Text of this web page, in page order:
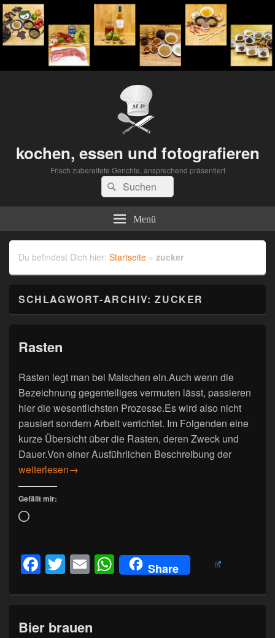
kochen, essen und fotografieren
Frisch zubereitete Gerichte, ansprechend präsentiert
Suchen
nach:
Suchen
Menü
Du befindest Dich hier: Startseite » zucker
SCHLAGWORT-ARCHIV:ZUCKER
Rasten
Rasten legt man bei Maischen ein.Auch wenn die
Bezeichnung gegenteiliges vermuten lässt, passieren
hier die wesentlichsten Prozesse.Es wird also nicht
pausiert sondern Arbeit verrichtet. Im Folgenden eine
kurze Übersicht über die Rasten, deren Zweck und
Dauer.Von einer Ausführlichen Beschreibung der
Rasten
weiterlesen→
Gefällt mir:
Wird
F
a
c
e
T
wi
tt
er
E
m
ail
W
h
at
Share
Bier brauen